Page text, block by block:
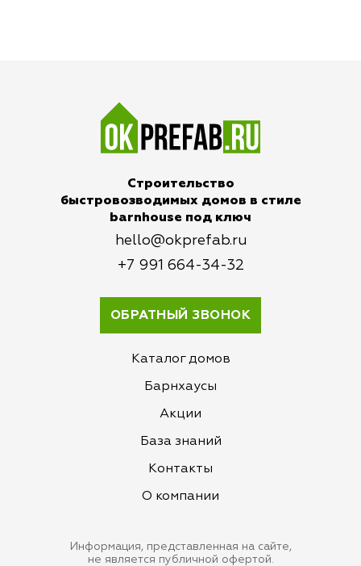
Акции
Каталог домов
Барнхаусы
Строительство
быстровозводимых домов в стиле
barnhouse под ключ
Информация, представленная на сайте,
не является публичной офертой.
‭+7 991 664-34-32
hello@okprefab.ru
ОБРАТНЫЙ ЗВОНОК
База знаний
Контакты
О компании